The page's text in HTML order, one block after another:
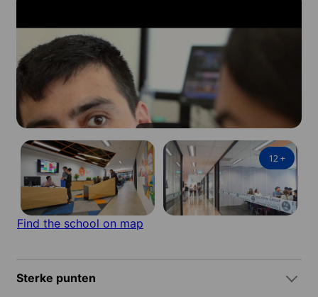
12+
Find the school on map
Sterke punten